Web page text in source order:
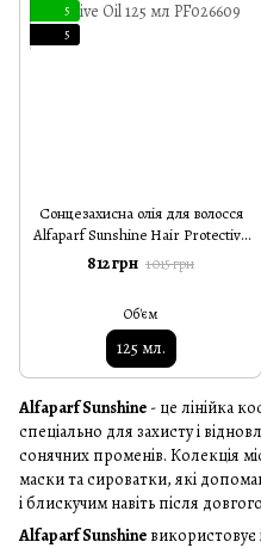
5
5
Сонцезахисна олія для волосся
Alfaparf Sunshine Hair Protective
Oil 125 мл
812 грн 1 015 грн
Об'єм
125 мл.
Alfaparf Sunshine - це лінійка
спеціально для захисту і
сонячних променів. Колекція
маски та сироватки, які
і блискучим навіть після
Alfaparf Sunshine використовує